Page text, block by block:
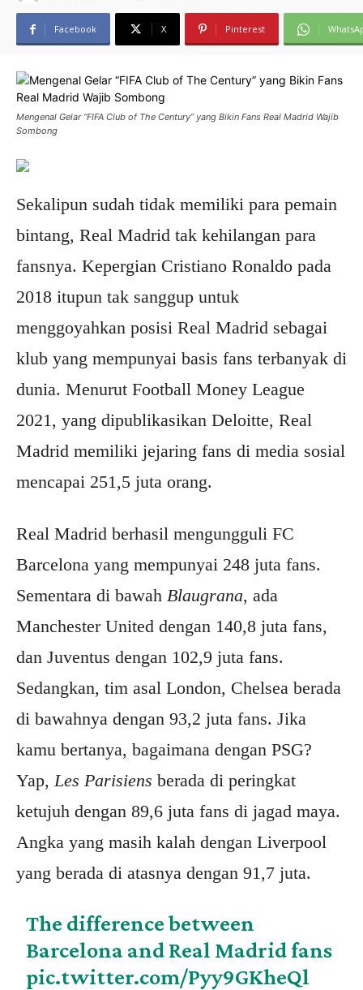
Facebook X Pinterest
Mengenal Gelar “FIFA Club of The Century” yang Bikin Fans Real Madrid Wajib
Sombong
Sekalipun sudah tidak memiliki para pemain
bintang, Real Madrid tak kehilangan para
fansnya. Kepergian Cristiano Ronaldo pada
2018 itupun tak sanggup untuk
menggoyahkan posisi Real Madrid sebagai
klub yang mempunyai basis fans terbanyak di
dunia. Menurut Football Money League
2021, yang dipublikasikan Deloitte, Real
Madrid memiliki jejaring fans di media sosial
mencapai 251,5 juta orang.
Real Madrid berhasil mengungguli FC
Barcelona yang mempunyai 248 juta fans.
Sementara di bawah Blaugrana, ada
Manchester United dengan 140,8 juta fans,
dan Juventus dengan 102,9 juta fans.
Sedangkan, tim asal London, Chelsea berada
di bawahnya dengan 93,2 juta fans. Jika
kamu bertanya, bagaimana dengan PSG?
Yap,Les Parisiens berada di peringkat
ketujuh dengan 89,6 juta fans di jagad maya.
Angka yang masih kalah dengan Liverpool
yang berada di atasnya dengan 91,7 juta.
The difference between
Barcelona and Real Madrid fans
pic.twitter.com/Pyy9GKheQl